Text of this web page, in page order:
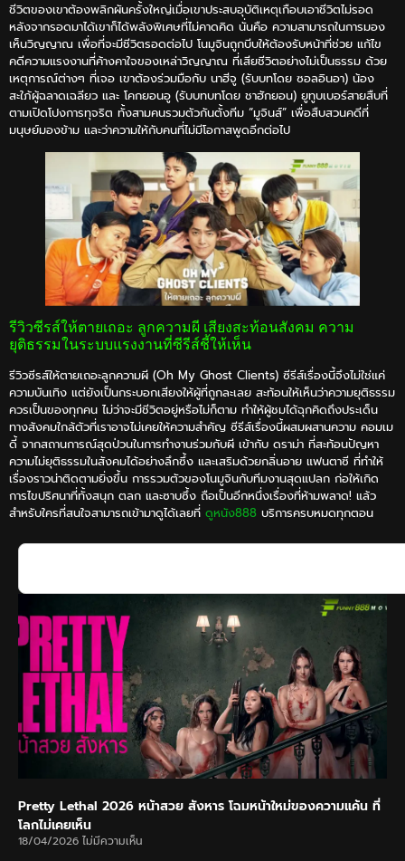
ชีวิตของเขาต้องพลิกผันครั้งใหญ่เมื่อเขาประสบอุบัติเหตุเกือบเอาชีวิตไม่รอด
หลังจากรอดมาได้เขาก็ได้พลังพิเศษที่ไม่คาดคิด นั่นคือ ความสามารถในการมอง
เห็นวิญญาณ เพื่อที่จะมีชีวิตรอดต่อไป โนมูจินถูกบีบให้ต้องรับหน้าที่ช่วย แก้ไข
คดีความแรงงานที่ค้างคาใจของเหล่าวิญญาณ ที่เสียชีวิตอย่างไม่เป็นธรรม ด้วย
เหตุการณ์ต่างๆ ที่เจอ เขาต้องร่วมมือกับ นาฮีจู (รับบทโดย ซอลอินอา) น้อง
สะใภ้ผู้ฉลาดเฉลียว และ โคกยอนอู (รับบทบทโดย ชาฮักยอน) ยูทูบเบอร์สายสืบที่
ตามเปิดโปงการทุจริต ทั้งสามคนรวมตัวกันตั้งทีม “มูจินส์” เพื่อสืบสวนคดีที่
มนุษย์มองข้าม และว่าความให้กับคนที่ไม่มีโอกาสพูดอีกต่อไป
รีวิวซีรส์ให้ตายเถอะ ลูกความผี เสียงสะท้อนสังคม ความ
ยุติธรรมในระบบแรงงานที่ซีรีส์ชี้ให้เห็น
รีวิวซีรส์ให้ตายเถอะลูกความผี (Oh My Ghost Clients) ซีรีส์เรื่องนี้จึงไม่ใช่แค่
ความบันเทิง แต่ยังเป็นกระบอกเสียงให้ผู้ที่ถูกละเลย สะท้อนให้เห็นว่าความยุติธรรม
ควรเป็นของทุกคน ไม่ว่าจะมีชีวิตอยู่หรือไม่ก็ตาม ทำให้ผู้ชมได้ฉุกคิดถึงประเด็น
ทางสังคมใกล้ตัวที่เราอาจไม่เคยให้ความสำคัญ ซีรีส์เรื่องนี้ผสมผสานความ คอมเม
ดี้ จากสถานการณ์สุดป่วนในการทำงานร่วมกับผี เข้ากับ ดราม่า ที่สะท้อนปัญหา
ความไม่ยุติธรรมในสังคมได้อย่างลึกซึ้ง และเสริมด้วยกลิ่นอาย แฟนตาซี ที่ทำให้
เรื่องราวน่าติดตามยิ่งขึ้น การรวมตัวของโนมูจินกับทีมงานสุดแปลก ก่อให้เกิด
การไขปริศนาที่ทั้งสนุก ตลก และซาบซึ้ง ถือเป็นอีกหนึ่งเรื่องที่ห้ามพลาด! แล้ว
สำหรับใครที่สนใจสามารถเข้ามาดูได้เลยที่ ดูหนัง888 บริการครบหมดทุกตอน
Pretty Lethal 2026 หน้าสวย สังหาร โฉมหน้าใหม่ของความแค้น ที่
โลกไม่เคยเห็น
18/04/2026 ไม่มีความเห็น